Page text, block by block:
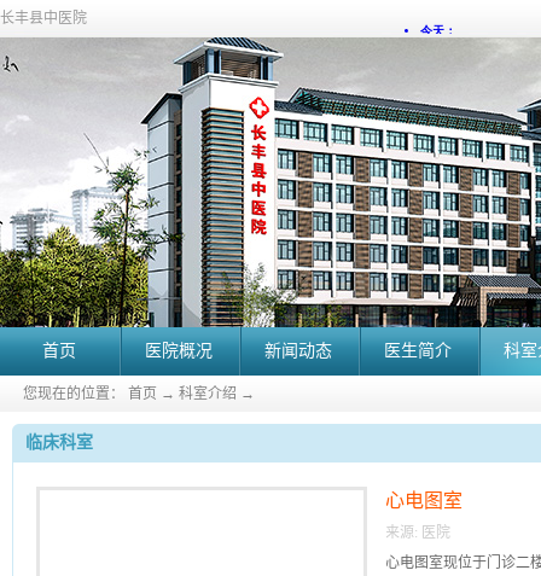
长丰县中医院
首页 医院概况 新闻动态 医生简介 科
您现在的位置： 首页 → 科室介绍 →
临床科室
心电图室
来源: 医院
心电图室现位于门诊二